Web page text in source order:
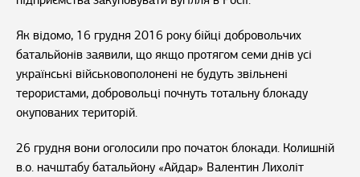
Як відомо, 16 грудня 2016 року бійці добровольчих
батальйонів заявили, що якщо протягом семи днів усі
українські військовополонені не будуть звільнені
терористами, добровольці почнуть тотальну блокаду
окупованих територій.
26 грудня вони оголосили про початок блокади. Колишній
в.о. начштабу батальйону «Айдар» Валентин Лихоліт